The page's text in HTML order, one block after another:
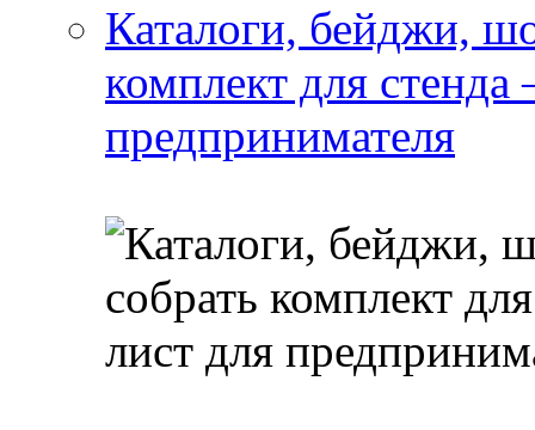
Каталоги, бейджи,
комплект для
предпринимателя